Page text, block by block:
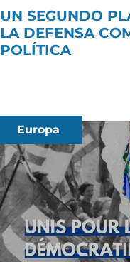
UN SEGUNDO
LA DEFENSA
POLÍTICA
Europa